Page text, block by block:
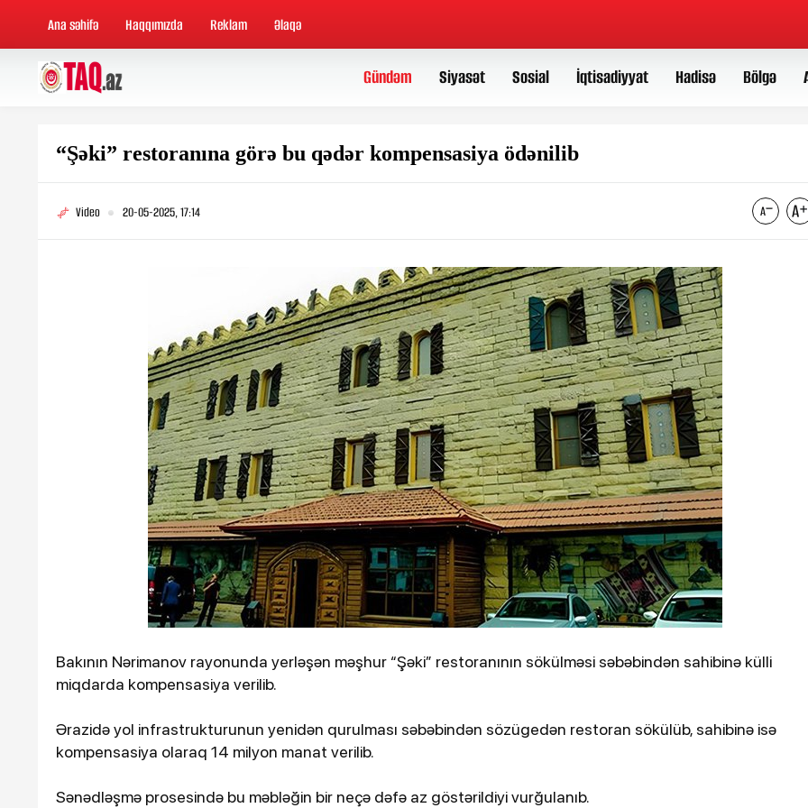
Ana səhifə Haqqımızda Reklam Əlaqə
Gündəm Siyasət Sosial İqtisadiyyat Hadisə Bölgə
“Şəki” restoranına görə bu qədər kompensasiya ödənilib
Video 20-05-2025, 17:14
Bakının Nərimanov rayonunda yerləşən məşhur “Şəki” restoranının sökülməsi səbəbindən sahibinə külli
miqdarda kompensasiya verilib.
Ərazidə yol infrastrukturunun yenidən qurulması səbəbindən sözügedən restoran sökülüb, sahibinə isə
kompensasiya olaraq 14 milyon manat verilib.
Sənədləşmə prosesində bu məbləğin bir neçə dəfə az göstərildiyi vurğulanıb.
Ötən il 900 əsər və ifa qeydiyyatdan
keçirilib
Kənan Doğulu, Beren Saat və daha 20
nəfər narkotikə görə saxlanılıb
10-01-2024, 14:27
Azərbaycanda iş adamı qəzada
12-03-2026, 12:12
sayını açıqlayıb
2-03-2026, 16:57